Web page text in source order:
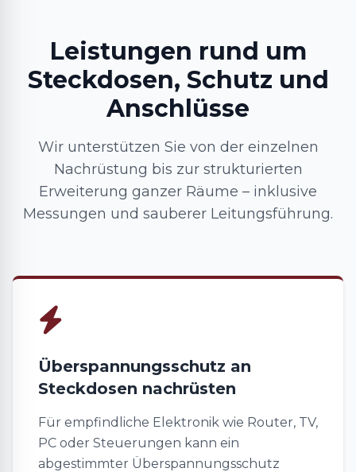
Leistungen rund um
Steckdosen, Schutz und
Anschlüsse
Wir unterstützen Sie von der einzelnen
Nachrüstung bis zur strukturierten
Erweiterung ganzer Räume – inklusive
Messungen und sauberer Leitungsführung.
Überspannungsschutz an
Steckdosen nachrüsten
Für empfindliche Elektronik wie Router, TV,
PC oder Steuerungen kann ein
abgestimmter Überspannungsschutz